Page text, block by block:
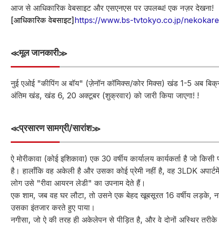
आज से आधिकारिक वेबसाइट और एसएनएस पर उपलब्ध! एक नज़र देखना!
[आधिकारिक वेबसाइट] https://www.bs-tvtokyo.co.jp/
≪मूल जानकारी≫
नुई एओई "कीपिंग अ बॉय" (ज़ेनॉन कॉमिक्स/कोर मिक्स) खंड 1-5 अब
अंतिम खंड, खंड 6, 20 अक्टूबर (शुक्रवार) को जारी किया जाएगा! !
≪प्रसारण सामग्री/सारांश≫
ऐ मोरीकावा (कोई इशिकावा) एक 30 वर्षीय कार्यालय कार्यकर्ता है जो
है। हालाँकि वह अकेली है और उसका कोई प्रेमी नहीं है, वह 3LDK
लोग उसे "रीवा आयरन लेडी" का उपनाम देते हैं।
एक शाम, जब वह घर लौटा, तो उसने एक बेहद खूबसूरत 16 वर्षीय लड़के,
उसका इंतजार करते हुए पाया।
नगीसा, जो ऐ की तरह ही अकेलेपन से पीड़ित है, और वे दोनों अस्थिर